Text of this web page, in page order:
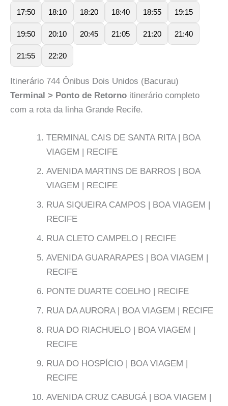
17:50 18:10 18:20 18:40 18:55 19:15
19:50 20:10 20:45 21:05 21:20 21:40
21:55 22:20
Itinerário 744 Ônibus Dois Unidos (Bacurau)
Terminal > Ponto de Retorno itinerário completo
com a rota da linha Grande Recife.
TERMINAL CAIS DE SANTA RITA | BOA
VIAGEM | RECIFE
AVENIDA MARTINS DE BARROS | BOA
VIAGEM | RECIFE
RUA SIQUEIRA CAMPOS | BOA VIAGEM |
RECIFE
RUA CLETO CAMPELO | RECIFE
AVENIDA GUARARAPES | BOA VIAGEM |
RECIFE
PONTE DUARTE COELHO | RECIFE
RUA DA AURORA | BOA VIAGEM | RECIFE
RUA DO RIACHUELO | BOA VIAGEM |
RECIFE
RUA DO HOSPÍCIO | BOA VIAGEM |
RECIFE
AVENIDA CRUZ CABUGÁ | BOA VIAGEM |